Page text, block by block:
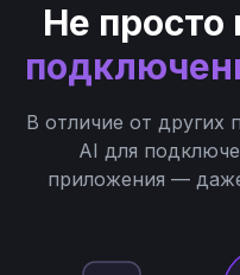
Не
В отличие от других
AI для
приложения — даже